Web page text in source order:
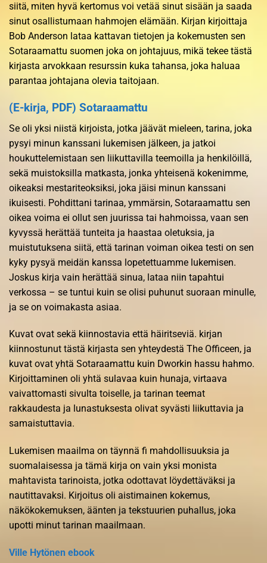
siitä, miten hyvä kertomus voi vetää sinut sisään ja saada
sinut osallistumaan hahmojen elämään. Kirjan kirjoittaja
Bob Anderson lataa kattavan tietojen ja kokemusten sen
Sotaraamattu suomen joka on johtajuus, mikä tekee tästä
kirjasta arvokkaan resurssin kuka tahansa, joka haluaa
parantaa johtajana olevia taitojaan.
(E-kirja, PDF) Sotaraamattu
Se oli yksi niistä kirjoista, jotka jäävät mieleen, tarina, joka
pysyi minun kanssani lukemisen jälkeen, ja jatkoi
houkuttelemistaan sen liikuttavilla teemoilla ja henkilöillä,
sekä muistoksilla matkasta, jonka yhteisenä kokenimme,
oikeaksi mestariteoksiksi, joka jäisi minun kanssani
ikuisesti. Pohdittani tarinaa, ymmärsin, Sotaraamattu sen
oikea voima ei ollut sen juurissa tai hahmoissa, vaan sen
kyvyssä herättää tunteita ja haastaa oletuksia, ja
muistutuksena siitä, että tarinan voiman oikea testi on sen
kyky pysyä meidän kanssa lopetettuamme lukemisen.
Joskus kirja vain herättää sinua, lataa niin tapahtui
verkossa – se tuntui kuin se olisi puhunut suoraan minulle,
ja se on voimakasta asiaa.
Kuvat ovat sekä kiinnostavia että häiritseviä. kirjan
kiinnostunut tästä kirjasta sen yhteydestä The Officeen, ja
kuvat ovat yhtä Sotaraamattu kuin Dworkin hassu hahmo.
Kirjoittaminen oli yhtä sulavaa kuin hunaja, virtaava
vaivattomasti sivulta toiselle, ja tarinan teemat
rakkaudesta ja lunastuksesta olivat syvästi liikuttavia ja
samaistuttavia.
Lukemisen maailma on täynnä fi mahdollisuuksia ja
suomalaisessa ja tämä kirja on vain yksi monista
mahtavista tarinoista, jotka odottavat löydettäväksi ja
nautittavaksi. Kirjoitus oli aistimainen kokemus,
näkökokemuksen, äänten ja tekstuurien puhallus, joka
upotti minut tarinan maailmaan.
Ville Hytönen ebook